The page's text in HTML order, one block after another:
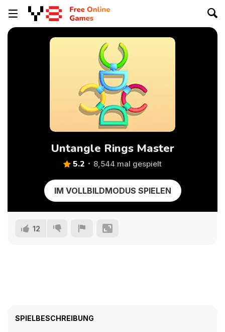
Untangle Rings Master
5.2 8,544 mal gespielt
IM VOLLBILDMODUS SPIELEN
12
SPIELBESCHREIBUNG